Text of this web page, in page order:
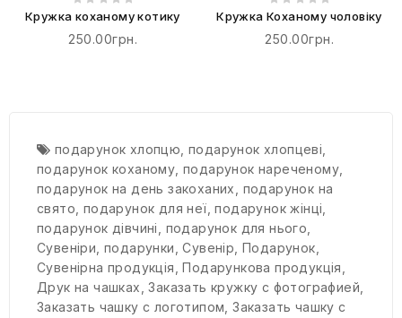
Кружка коханому котику
250.00грн.
Кружка Коханому чоловіку
250.00грн.
подарунок хлопцю,подарунок хлопцеві,
подарунок коханому,подарунок нареченому,
подарунок на день закоханих, подарунок на
свято, подарунок для неї,подарунок жінці,
подарунок дівчині, подарунок для нього,
Сувеніри,подарунки,Сувенір,Подарунок,
Сувенірна продукція,Подарункова продукція,
Друк на чашках,Заказать кружку с фотографией,
Заказать чашку с логотипом,Заказать чашку с